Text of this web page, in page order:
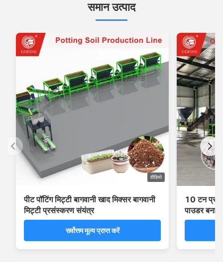
समान उत्पाद
वीडियो
पीट पॉटिंग मिट्टी बागवानी खाद मिक्सर बागवानी
मिट्टी प्रसंस्करण संयंत्र
सर्वोत्तम मूल्य प्राप्त करें
10 टन प्रति
पाउडर बनाने